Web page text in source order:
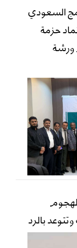
السعودي
حزمة
ورشة
لهجوم
بالرد